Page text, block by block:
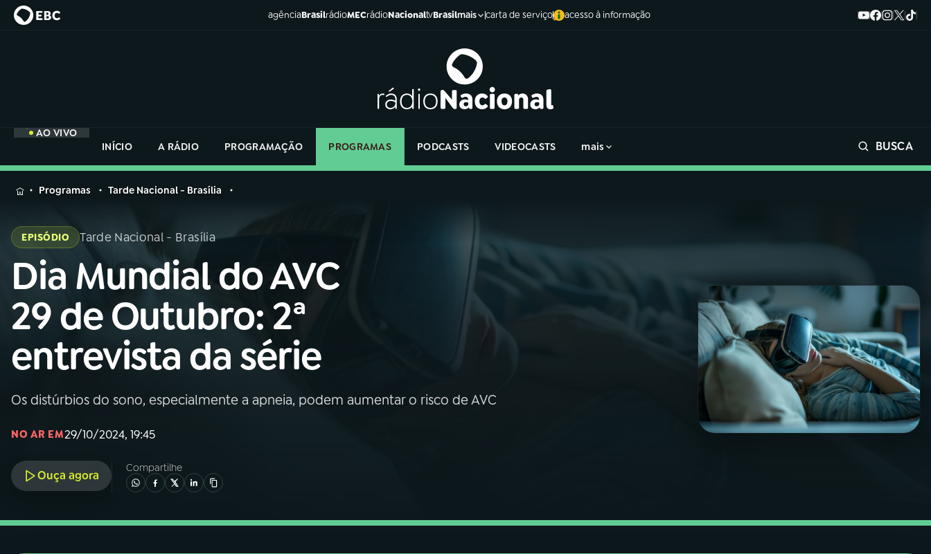
agênciaBrasilrádioMECrádioNacionaltvBrasilmais carta de serviço acesso à informação
AO VIVO
INÍCIO
A RÁDIO PROGRAMAÇÃO PROGRAMAS PODCASTS VIDEOCASTS mais BUSCA
MENU
Buscar
na
Rádio
Nacional
AO VIVO
01 INÍCIO
02 A RÁDIO
03PROGRAMAÇÃO
PROGRAMAS
na
Rádio
Nacional
Programas Tarde Nacional - Brasília
EPISÓDIO Tarde Nacional - Brasília
Dia Mundial do AVC
29 de Outubro: 2ª
entrevista da série
Os distúrbios do sono, especialmente a apneia, podem aumentar o risco de AVC
NO AR EM29/10/2024, 19:45
Ouça agora
Compartilhe